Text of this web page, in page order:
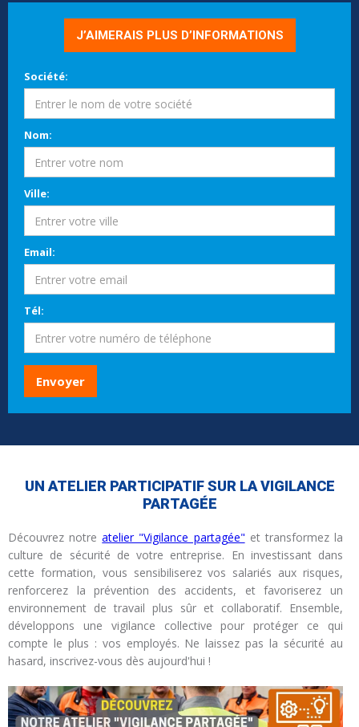
J’AIMERAIS PLUS D’INFORMATIONS
Société:
Nom:
Ville:
Email:
Tél:
UN ATELIER PARTICIPATIF SUR LA VIGILANCE
PARTAGÉE
Découvrez notreatelier "Vigilance partagée" et transformez la
culture de sécurité de votre entreprise. En investissant dans
cette formation, vous sensibiliserez vos salariés aux risques,
renforcerez la prévention des accidents, et favoriserez un
environnement de travail plus sûr et collaboratif. Ensemble,
développons une vigilance collective pour protéger ce qui
compte le plus : vos employés. Ne laissez pas la sécurité au
hasard, inscrivez-vous dès aujourd'hui !